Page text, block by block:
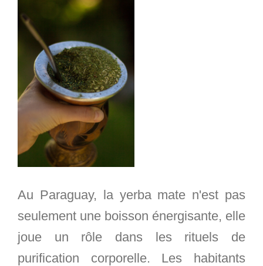
Au Paraguay, la yerba mate n'est pas
seulement une boisson énergisante, elle
joue un rôle dans les rituels de
purification corporelle. Les habitants